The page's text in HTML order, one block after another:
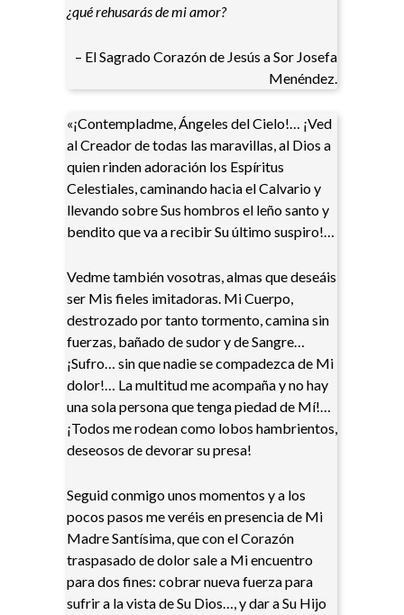
¿qué rehusarás de mi amor?
– El Sagrado Corazón de Jesús a Sor Josefa
Menéndez.
«¡Contempladme, Ángeles del Cielo!… ¡Ved
al Creador de todas las maravillas, al Dios a
quien rinden adoración los Espíritus
Celestiales, caminando hacia el Calvario y
llevando sobre Sus hombros el leño santo y
bendito que va a recibir Su último suspiro!…
Vedme también vosotras, almas que deseáis
ser Mis fieles imitadoras. Mi Cuerpo,
destrozado por tanto tormento, camina sin
fuerzas, bañado de sudor y de Sangre…
¡Sufro… sin que nadie se compadezca de Mi
dolor!… La multitud me acompaña y no hay
una sola persona que tenga piedad de Mí!…
¡Todos me rodean como lobos hambrientos,
deseosos de devorar su presa!
Seguid conmigo unos momentos y a los
pocos pasos me veréis en presencia de Mi
Madre Santísima, que con el Corazón
traspasado de dolor sale a Mi encuentro
para dos fines: cobrar nueva fuerza para
sufrir a la vista de Su Dios…, y dar a Su Hijo